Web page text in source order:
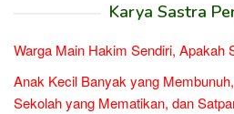
Karya Sastra
Warga Main Hakim Sendiri, Apakah
Anak Kecil Banyak yang
Sekolah yang Mematikan, dan